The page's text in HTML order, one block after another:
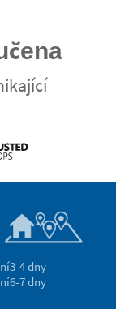
3-4 dny
6-7 dny